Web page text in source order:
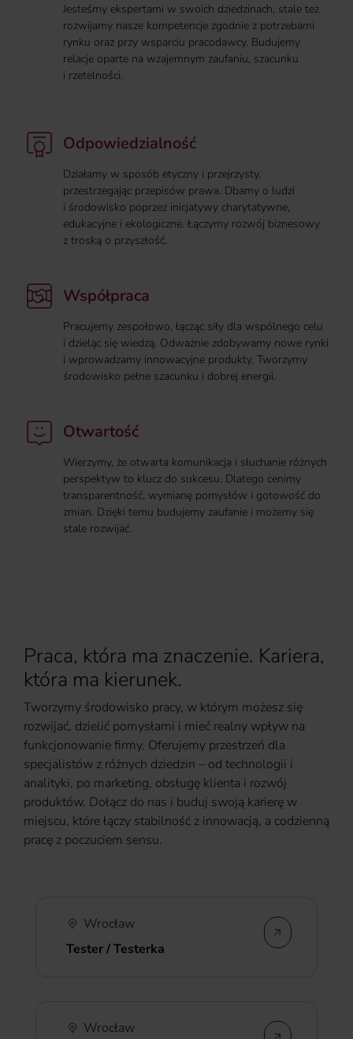
Jesteśmy ekspertami w swoich dziedzinach, stale też
rozwijamy nasze kompetencje zgodnie z potrzebami
rynku oraz przy wsparciu pracodawcy. Budujemy
relacje oparte na wzajemnym zaufaniu, szacunku
i rzetelności.
Odpowiedzialność
Działamy w sposób etyczny i przejrzysty,
przestrzegając przepisów prawa. Dbamy o ludzi
i środowisko poprzez inicjatywy charytatywne,
edukacyjne i ekologiczne. Łączymy rozwój biznesowy
z troską o przyszłość.
Współpraca
Pracujemy zespołowo, łącząc siły dla wspólnego celu
i dzieląc się wiedzą. Odważnie zdobywamy nowe rynki
i wprowadzamy innowacyjne produkty. Tworzymy
środowisko pełne szacunku i dobrej energii.
Otwartość
Wierzymy, że otwarta komunikacja i słuchanie różnych
perspektyw to klucz do sukcesu. Dlatego cenimy
transparentność, wymianę pomysłów i gotowość do
zmian. Dzięki temu budujemy zaufanie i możemy się
stale rozwijać.
Praca, która ma znaczenie. Kariera,
która ma kierunek.
Tworzymy środowisko pracy, w którym możesz się
rozwijać, dzielić pomysłami i mieć realny wpływ na
funkcjonowanie firmy. Oferujemy przestrzeń dla
specjalistów z różnych dziedzin – od technologii i
analityki, po marketing, obsługę klienta i rozwój
produktów. Dołącz do nas i buduj swoją karierę w
miejscu, które łączy stabilność z innowacją, a codzienną
pracę z poczuciem sensu.
Tester / Testerka
Wrocław
Wrocław